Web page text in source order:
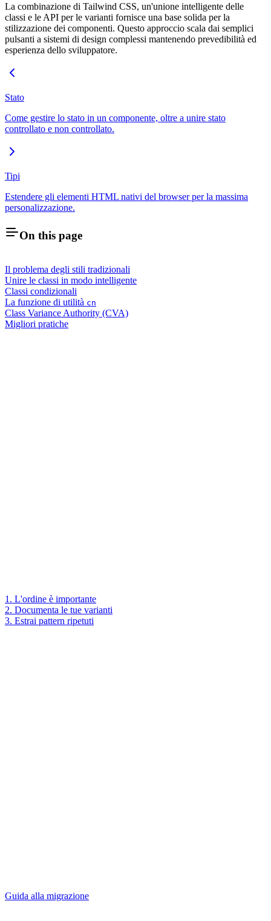
La combinazione di Tailwind CSS, un'unione intelligente delle
classi e le API per le varianti fornisce una base solida per la
stilizzazione dei componenti. Questo approccio scala dai semplici
pulsanti a sistemi di design complessi mantenendo prevedibilità ed
esperienza dello sviluppatore.
Stato
Come gestire lo stato in un componente, oltre a unire stato
controllato e non controllato.
Tipi
Estendere gli elementi HTML nativi del browser per la massima
personalizzazione.
On this page
Il problema degli stili tradizionali
Unire le classi in modo intelligente
Classi condizionali
La funzione di utilità cn
Class Variance Authority (CVA)
Migliori pratiche
1. L'ordine è importante
2. Documenta le tue varianti
3. Estrai pattern ripetuti
Guida alla migrazione